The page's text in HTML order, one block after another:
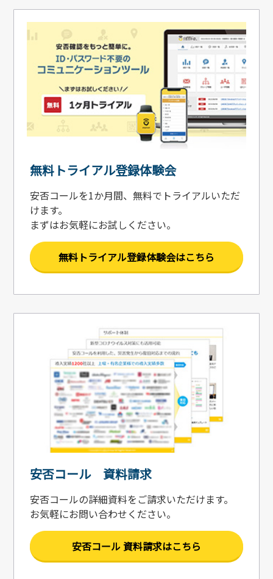
無料トライアル登録体験会
安否コールを1か月間、無料でトライアルいただ
けます。
まずはお気軽にお試しください。
無料トライアル登録体験会はこちら
安否コール 資料請求
安否コールの詳細資料をご請求いただけます。
お気軽にお問い合わせください。
安否コール 資料請求はこちら